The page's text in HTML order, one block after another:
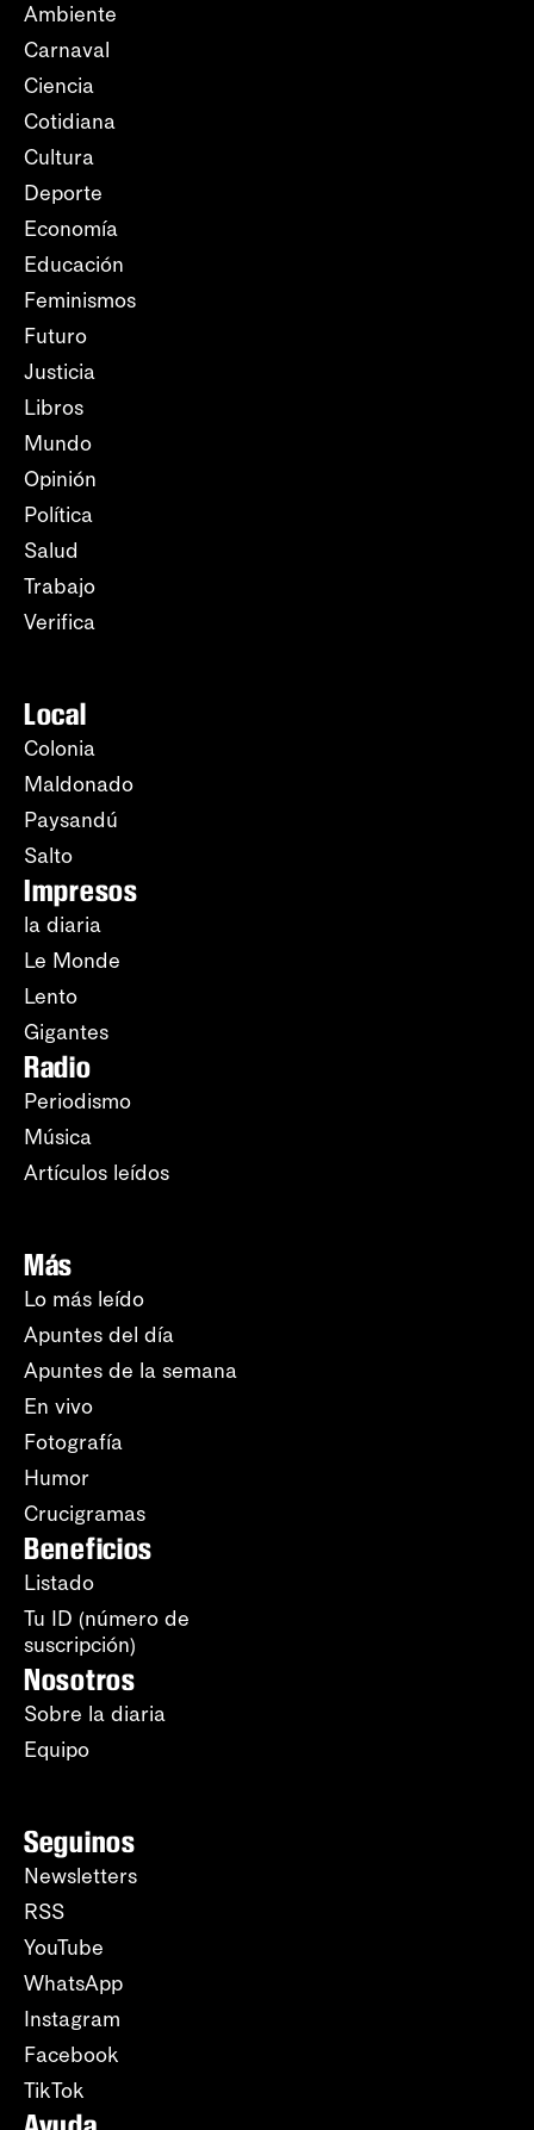
Ambiente
Carnaval
Ciencia
Cotidiana
Cultura
Deporte
Economía
Educación
Feminismos
Futuro
Justicia
Libros
Mundo
Opinión
Política
Salud
Trabajo
Verifica
Local
Colonia
Maldonado
Paysandú
Salto
Impresos
la diaria
Le Monde
Lento
Gigantes
Radio
Periodismo
Música
Artículos leídos
Más
Lo más leído
Apuntes del día
Apuntes de la semana
En vivo
Fotografía
Humor
Crucigramas
Beneficios
Listado
Tu ID (número de
suscripción)
Nosotros
Sobre la diaria
Equipo
Seguinos
Newsletters
RSS
YouTube
WhatsApp
Instagram
Facebook
TikTok